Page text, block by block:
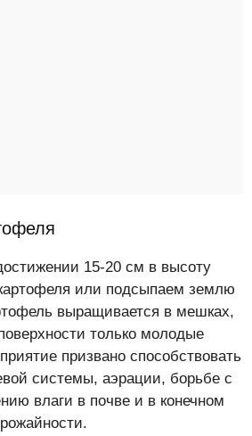
15-20 см в высоту
или подсыпаем землю
выращивается в мешках,
только молодые
призвано способствовать
системы, аэрации, борьбе с
влаги в почве и в конечном